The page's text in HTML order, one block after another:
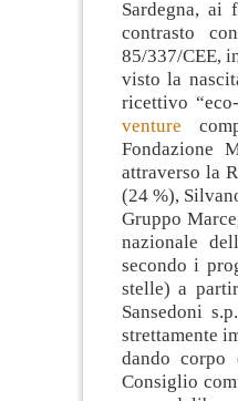
Sardegna,
contrasto
85/337/CEE,
visto la
ricettivo
venture
Fondazione
attraverso la
(24 %),
Gruppo
nazionale
secondo i
stelle) a
Sansedoni
strettamente
dando corpo
Consiglio